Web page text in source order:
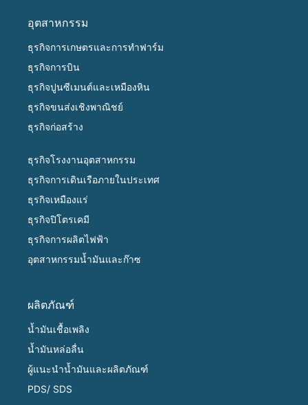
อุตสาหกรรม
ธุรกิจการเกษตรและการทำฟาร์ม
ธุรกิจการบิน
ธุรกิจปูนซีเมนต์และเหมืองหิน
ธุรกิจขนส่งเชิงพาณิชย์
ธุรกิจก่อสร้าง
ธุรกิจโรงงานอุตสาหกรรม
ธุรกิจการเดินเรือภายในประเทศ
ธุรกิจเหมืองแร่
ธุรกิจปิโตรเคมี
ธุรกิจการผลิตไฟฟ้า
อุตสาหกรรมน้ำมันและก๊าซ
ผลิตภัณฑ์
น้ำมันเชื้อเพลิง
น้ำมันหล่อลื่น
ผู้แนะนำน้ำมันและผลิตภัณฑ์
PDS/ SDS